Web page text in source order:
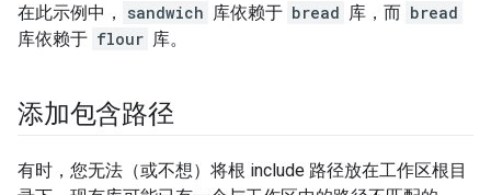
在此示例中， sandwich 库依赖于 bread 库，而 bread
库依赖于 flour 库。
添加包含路径
有时，您无法（或不想）将根 include 路径放在工作区根目